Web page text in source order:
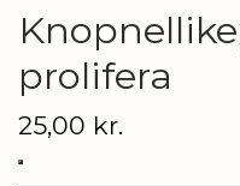
prolifera
25,00 kr.